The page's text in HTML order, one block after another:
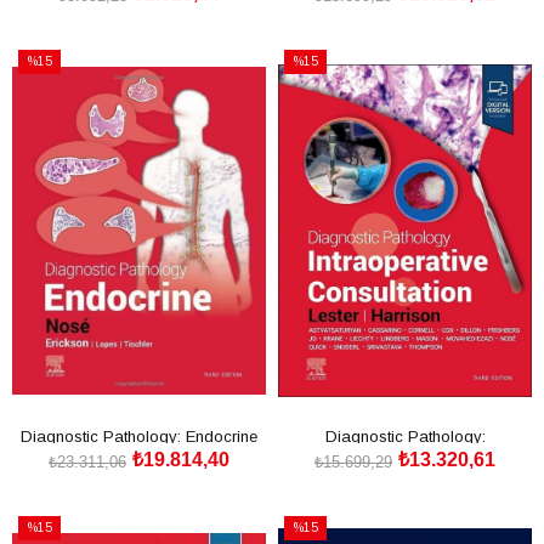
%15
%15İndirim
Diagnostic Pathology: Endocrine
3rd Edition
₺19.814,40
₺23.311,06
%15
İndirim
Diagnostic Pathology:
Intraoperative Consultation 3rd
₺13.320,61
₺15.699,29
%15 %15